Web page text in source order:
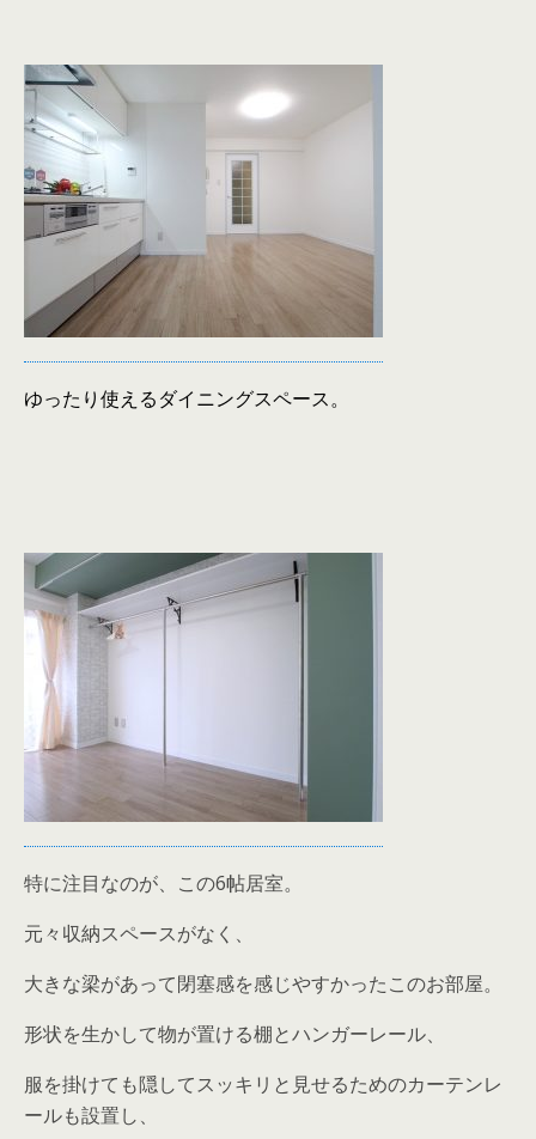
ゆったり使えるダイニングスペース。
特に注目なのが、この6帖居室。
元々収納スペースがなく、
大きな梁があって閉塞感を感じやすかったこのお部屋。
形状を生かして物が置ける棚とハンガーレール、
服を掛けても隠してスッキリと見せるためのカーテンレ
ールも設置し、